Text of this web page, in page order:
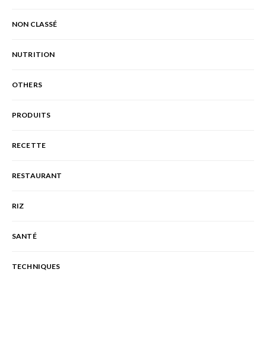
NON CLASSÉ
NUTRITION
OTHERS
PRODUITS
RECETTE
RESTAURANT
RIZ
SANTÉ
TECHNIQUES